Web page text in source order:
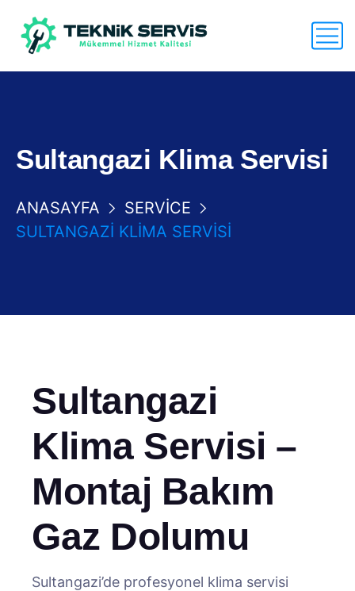
Sultangazi Klima Servisi
ANASAYFA
SERVICE
SULTANGAZI KLIMA SERVISI
Sultangazi
Klima Servisi –
Montaj Bakım
Gaz Dolumu
Sultangazi’de profesyonel klima servisi